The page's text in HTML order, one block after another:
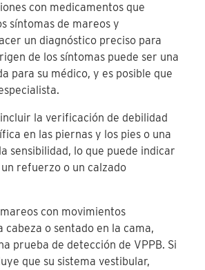
con medicamentos que
síntomas de mareos y
un diagnóstico preciso para
de los síntomas puede ser una
para su médico, y es posible que
la verificación de debilidad
en las piernas y los pies o una
sensibilidad, lo que puede indicar
refuerzo o un calzado
con movimientos
cabeza o sentado en la cama,
prueba de detección de VPPB. Si
que su sistema vestibular,